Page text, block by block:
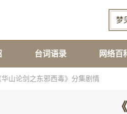
台词语录 网络百
华山论剑之东邪西毒》分集剧情